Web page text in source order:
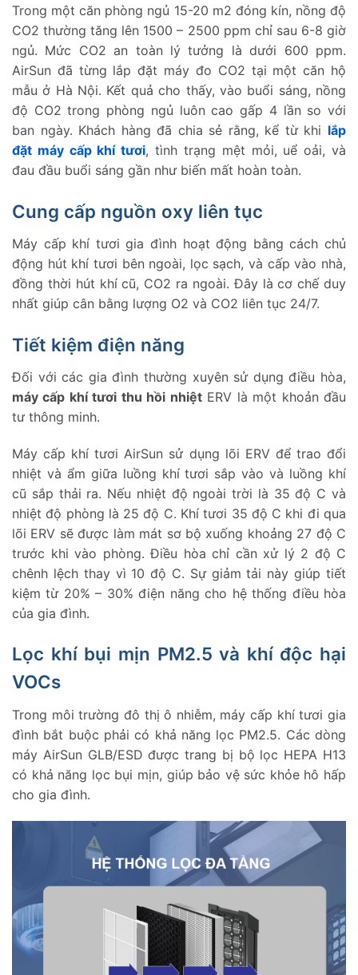
Trong một căn phòng ngủ 15-20 m2 đóng kín, nồng độ
CO2 thường tăng lên 1500 – 2500 ppm chỉ sau 6-8 giờ
ngủ. Mức CO2 an toàn lý tưởng là dưới 600 ppm.
AirSun đã từng lắp đặt máy đo CO2 tại một căn hộ
mẫu ở Hà Nội. Kết quả cho thấy, vào buổi sáng, nồng
độ CO2 trong phòng ngủ luôn cao gấp 4 lần so với
ban ngày. Khách hàng đã chia sẻ rằng, kể từ khi lắp
đặt máy cấp khí tươi, tình trạng mệt mỏi, uể oải, và
đau đầu buổi sáng gần như biến mất hoàn toàn.
Cung cấp nguồn oxy liên tục
Máy cấp khí tươi gia đình hoạt động bằng cách chủ
động hút khí tươi bên ngoài, lọc sạch, và cấp vào nhà,
đồng thời hút khí cũ, CO2 ra ngoài. Đây là cơ chế duy
nhất giúp cân bằng lượng O2 và CO2 liên tục 24/7.
Tiết kiệm điện năng
Đối với các gia đình thường xuyên sử dụng điều hòa,
máy cấp khí tươi thu hồi nhiệtERV là một khoản đầu
tư thông minh.
Máy cấp khí tươi AirSun sử dụng lõi ERV để trao đổi
nhiệt và ẩm giữa luồng khí tươi sắp vào và luồng khí
cũ sắp thải ra. Nếu nhiệt độ ngoài trời là 35 độ C và
nhiệt độ phòng là 25 độ C. Khí tươi 35 độ C khi đi qua
lõi ERV sẽ được làm mát sơ bộ xuống khoảng 27 độ C
trước khi vào phòng. Điều hòa chỉ cần xử lý 2 độ C
chênh lệch thay vì 10 độ C. Sự giảm tải này giúp tiết
kiệm từ 20% – 30% điện năng cho hệ thống điều hòa
của gia đình.
Lọc khí bụi mịn PM2.5 và khí độc hại
VOCs
Trong môi trường đô thị ô nhiễm, máy cấp khí tươi gia
đình bắt buộc phải có khả năng lọc PM2.5. Các dòng
máy AirSun GLB/ESD được trang bị bộ lọc HEPA H13
có khả năng lọc bụi mịn, giúp bảo vệ sức khỏe hô hấp
cho gia đình.